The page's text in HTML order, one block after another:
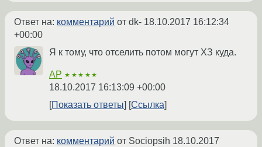
Ответ на: комментарий от dk- 18.10.2017 16:12:34
+00:00
Я к тому, что отселить потом могут ХЗ куда.
AP ★★★★★
18.10.2017 16:13:09 +00:00
Показать ответы
Ссылка
Ответ на: комментарий от Sociopsih 18.10.2017